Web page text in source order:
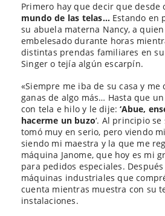
Primero hay que decir que desde
mundo de las telas… Estando en
su abuela materna Nancy, a
embelesado durante horas
distintas prendas familiares en
Singer o tejía algún escarpín.
«Siempre me iba de su casa y me
ganas de algo más… Hasta que
con tela e hilo y le dije: ‘Abue,
hacerme un buzo‘. Al principio
tomó muy en serio, pero viendo
siendo mi maestra y la que me
máquina Janome, que hoy es mi
para pedidos especiales.
máquinas industriales que
cuenta mientras muestra con su
instalaciones.